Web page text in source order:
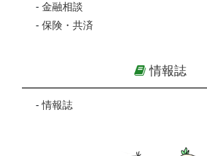
- 金融相談
- 保険・共済
情報誌
-情報誌